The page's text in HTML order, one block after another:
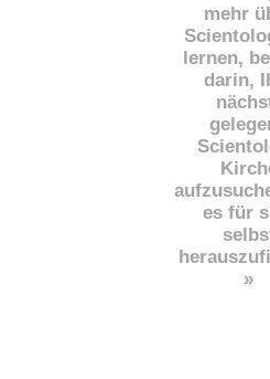
mehr
lernen,
darin,
es für
»